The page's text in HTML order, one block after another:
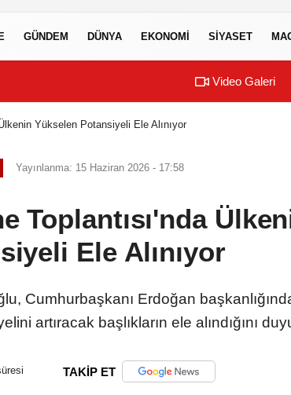
GÜNDEM DÜNYA EKONOMI SIYASET
Video Galeri
Yükselen Potansiyeli Ele Alınıyor
Yayınlanma: 15 Haziran 2026 - 17:58
Toplantısı'nda
Ele Alınıyor
Cumhurbaşkanı Erdoğan
artıracak başlıkların ele alındığını
TAKİP ET